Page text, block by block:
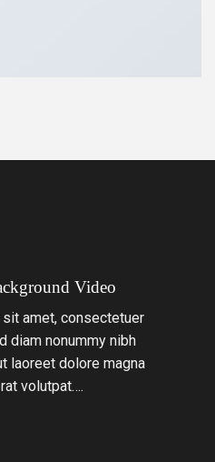
Video
amet, consectetuer
diam nonummy nibh
laoreet dolore magna
volutpat….